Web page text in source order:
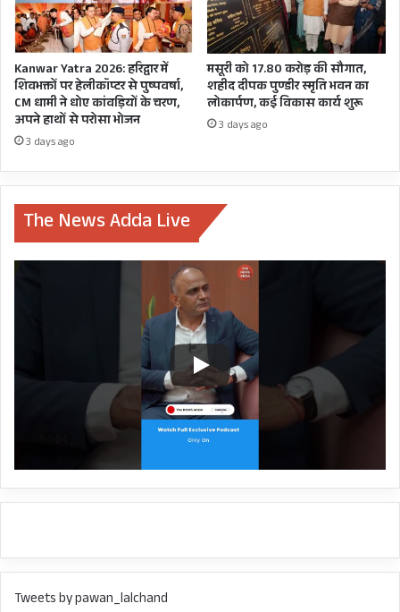
TOOLKIT
Kanwar Yatra 2026: हरिद्वार में
शिवभक्तों पर हेलीकॉप्टर से पुष्पवर्षा,
CM धामी ने धोए कांवड़ियों के चरण,
अपने हाथों से परोसा भोजन
3 days ago
मसूरी को 17.80 करोड़ की सौगात,
शहीद दीपक पुण्डीर स्मृति भवन का
लोकार्पण, कई विकास कार्य शुरू
3 days ago
The News Adda Live
Tweets by pawan_lalchand